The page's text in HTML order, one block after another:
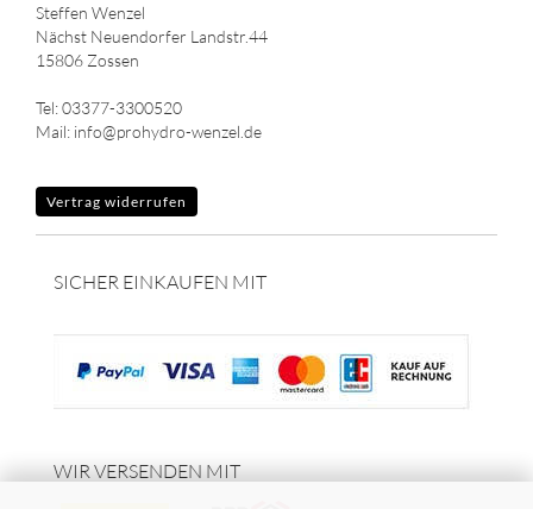
Steffen Wenzel
Nächst Neuendorfer Landstr.44
15806 Zossen
Tel: 03377-3300520
Mail: info@prohydro-wenzel.de
Vertrag widerrufen
SICHER EINKAUFEN MIT
WIR VERSENDEN MIT